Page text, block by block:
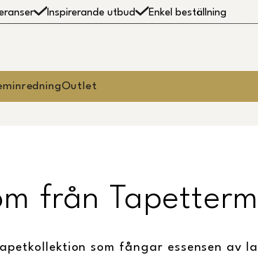
Inspirerande utbud Enkel beställning
Outlet
från
som fångar essensen av